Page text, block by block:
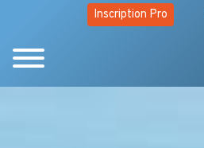
Inscription Pro